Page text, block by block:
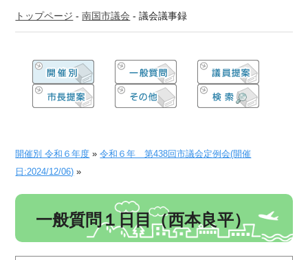
トップページ -南国市議会 -議会議事録
開催別 令和６年度 »令和６年 第438回市議会定例会(開催
日:2024/12/06) »
一般質問１日目（西本良平）